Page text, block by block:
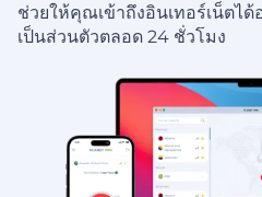
ช่วยให้คุณเข้าถึงอินเทอร์เน็ตได้
เป็นส่วนตัวตลอด 24 ชั่วโมง